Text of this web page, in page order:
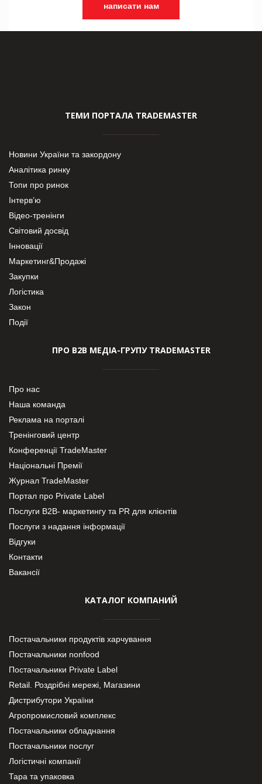
написати нам
ТЕМИ ПОРТАЛА TRADEMASTER
Новини України та закордону
Аналітика ринку
Топи про ринок
Інтерв’ю
Відео-тренінги
Світовий досвід
Інновації
Маркетинг&Продажі
Закупки
Логістика
Закон
Події
ПРО В2В МЕДІА-ГРУПУ TRADEMASTER
Про нас
Наша команда
Реклама на порталі
Тренінговий центр
Конференції TradeMaster
Національні Премії
Журнал TradeMaster
Портал про Private Label
Послуги В2В- маркетингу та PR для клієнтів
Послуги з надання інформації
Відгуки
Контакти
Вакансії
КАТАЛОГ КОМПАНИЙ
Постачальники продуктів харчування
Постачальники nonfood
Постачальники Private Label
Retail. Роздрібні мережі, Магазини
Дистрибутори України
Агропромисловий комплекс
Постачальники обладнання
Постачальники послуг
Логістичні компанії
Тара та упаковка